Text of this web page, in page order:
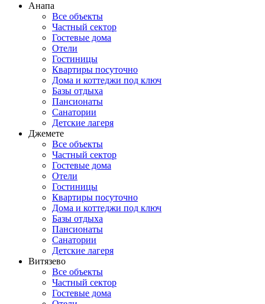
Анапа
Все объекты
Частный сектор
Гостевые дома
Отели
Гостиницы
Квартиры посуточно
Дома и коттеджи под ключ
Базы отдыха
Пансионаты
Санатории
Детские лагеря
Джемете
Все объекты
Частный сектор
Гостевые дома
Отели
Гостиницы
Квартиры посуточно
Дома и коттеджи под ключ
Базы отдыха
Пансионаты
Санатории
Детские лагеря
Витязево
Все объекты
Частный сектор
Гостевые дома